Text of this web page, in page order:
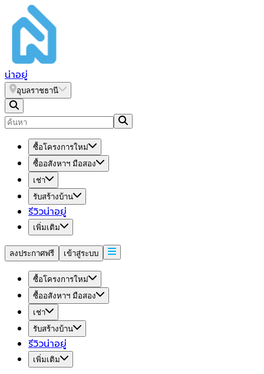
น่าอยู่
อุบลราชธานี
ซื้อโครงการใหม่
ซื้ออสังหาฯ มือสอง
เช่า
รับสร้างบ้าน
รีวิวน่าอยู่
เพิ่มเติม
ลงประกาศฟรี เข้าสู่ระบบ
ซื้อโครงการใหม่
ซื้ออสังหาฯ มือสอง
เช่า
รับสร้างบ้าน
รีวิวน่าอยู่
เพิ่มเติม